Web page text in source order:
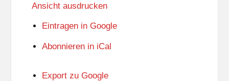
Ansicht ausdrucken
Eintragen in Google
Abonnieren in iCal
Export zu Google